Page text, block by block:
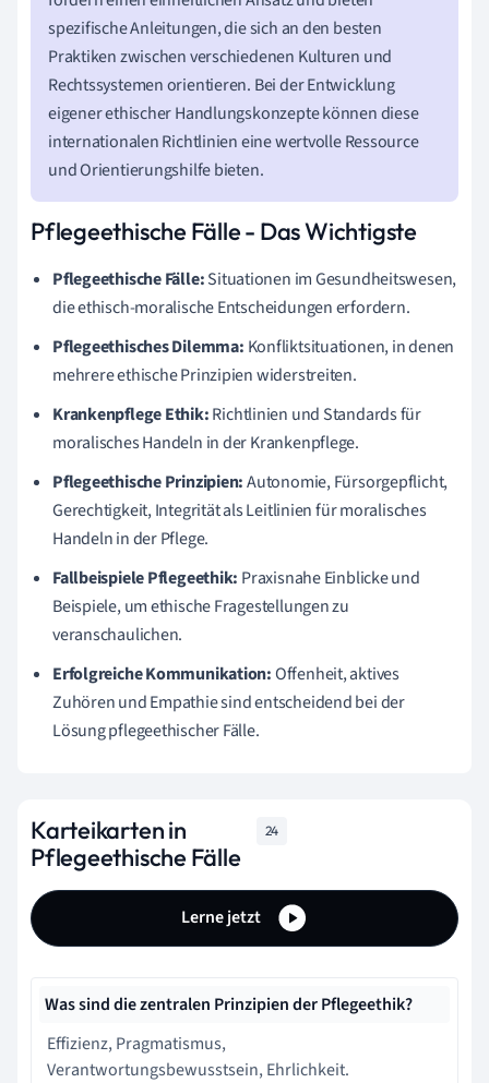
spezifische Anleitungen, die sich an den besten
Praktiken zwischen verschiedenen Kulturen und
Rechtssystemen orientieren. Bei der Entwicklung
eigener ethischer Handlungskonzepte können diese
internationalen Richtlinien eine wertvolle Ressource
und Orientierungshilfe bieten.
Pflegeethische Fälle - Das Wichtigste
Pflegeethische Fälle:Situationen im Gesundheitswesen,
die ethisch-moralische Entscheidungen erfordern.
Pflegeethisches Dilemma: Konfliktsituationen, in denen
mehrere ethische Prinzipien widerstreiten.
Krankenpflege Ethik:Richtlinien und Standards für
moralisches Handeln in der Krankenpflege.
Pflegeethische Prinzipien:Autonomie, Fürsorgepflicht,
Gerechtigkeit, Integrität als Leitlinien für moralisches
Handeln in der Pflege.
Fallbeispiele Pflegeethik: Praxisnahe Einblicke und
Beispiele, um ethische Fragestellungen zu
veranschaulichen.
Erfolgreiche Kommunikation:Offenheit, aktives
Zuhören und Empathie sind entscheidend bei der
Lösung pflegeethischer Fälle.
Karteikarten in
Pflegeethische Fälle
24
Lerne jetzt
Was sind die zentralen Prinzipien der Pflegeethik?
Effizienz, Pragmatismus,
Verantwortungsbewusstsein, Ehrlichkeit.